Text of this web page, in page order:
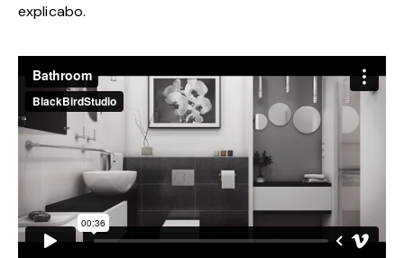
explicabo.